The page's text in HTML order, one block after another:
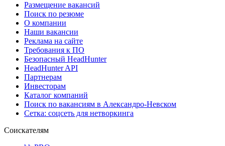
Размещение вакансий
Поиск по резюме
О компании
Наши вакансии
Реклама на сайте
Требования к ПО
Безопасный HeadHunter
HeadHunter API
Партнерам
Инвесторам
Каталог компаний
Поиск по вакансиям в Александро-Невском
Сетка: соцсеть для нетворкинга
Соискателям